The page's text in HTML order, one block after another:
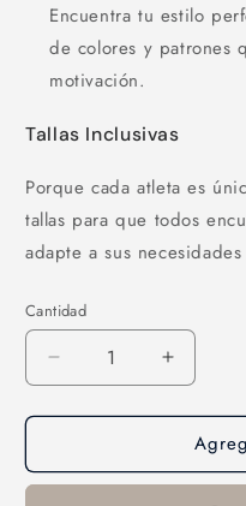
Encuentra tu estilo
de colores y patrones
motivación.
Tallas Inclusivas
Porque cada atleta es
tallas para que todos
adapte a sus
Cantidad
Cantidad
Reducir
cantidad
para
13
Aumentar
cantidad
para
Top-
13